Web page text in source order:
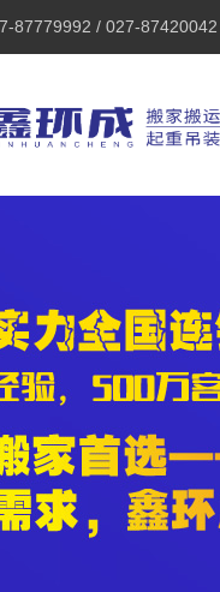
87779992 / 027-87420042